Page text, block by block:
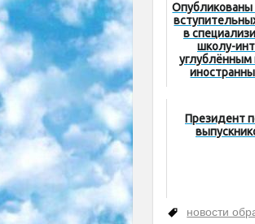
Опубликованы
в
школу-
углублённым
Президент
новости